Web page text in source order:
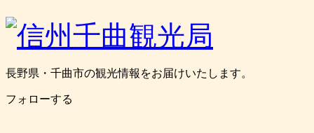
長野県・千曲市の観光情報をお届けいたします。
フォローする